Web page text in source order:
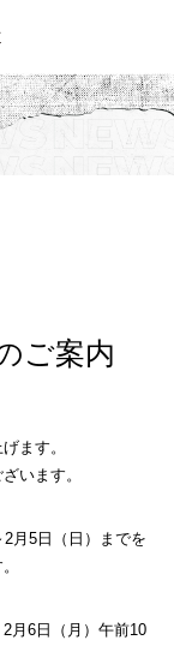
ご案内
ます。
います。
月5日（日）までを
月6日（月）午前10